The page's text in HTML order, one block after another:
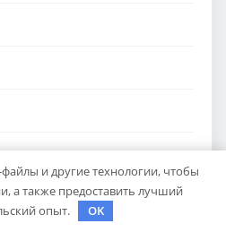
файлы и другие технологии, чтобы
а также предоставить лучший
опыт.
OK